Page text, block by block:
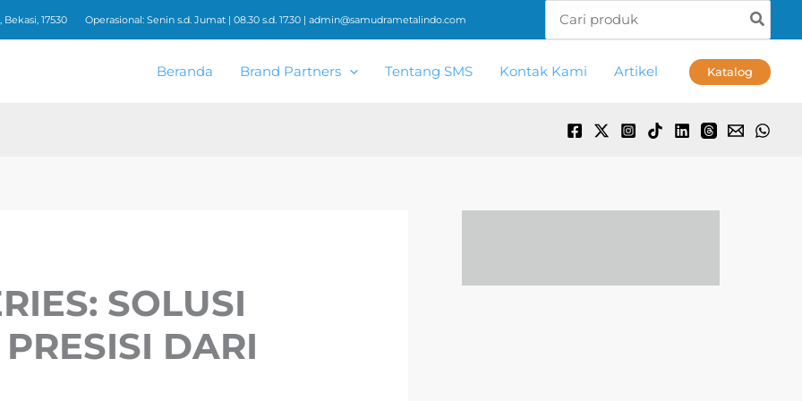
17530 Operasional: Senin s.d. Jumat | 08.30 s.d. 17.30 | admin@samudrametalindo.com
for:
Beranda Brand Partners Tentang SMS Kontak Kami Artikel Katalog
SOLUSI
DARI